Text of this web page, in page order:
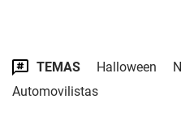
TEMAS Halloween
Automovilistas